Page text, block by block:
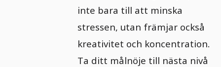
inte bara till att minska
stressen, utan främjar också
kreativitet och koncentration.
Ta ditt målnöje till nästa nivå